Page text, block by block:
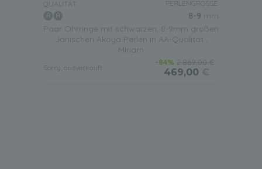
QUALITÄT: PERLENGRÖSSE:
8-9 mm
Paar Ohrringe mit schwarzen, 8-9mm großen
Janischen Akoya Perlen in AA-Qualität ,
Miriam
Sorry, ausverkauft
-84% 2.869,00 €
469,00 €